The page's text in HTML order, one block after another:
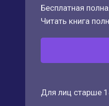
Бесплатная
Читать книга
Для лиц старше